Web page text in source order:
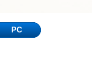
PC